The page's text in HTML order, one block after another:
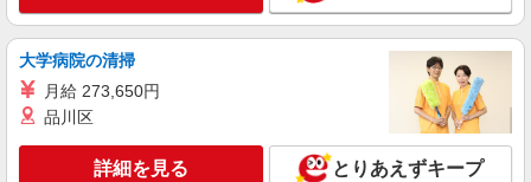
お試し勤務OK♪新宿駅▼病院で看護助手▼補助
作業のみ！面接なし
時給1550円〜2312円 ＜日払い有/週払い有/交
通費全支給(ガソリン代含む)＞
キープ 詳細を見る
大学病院の清掃
月給 273,650円
品川区
詳細を見る とりあえずキープ